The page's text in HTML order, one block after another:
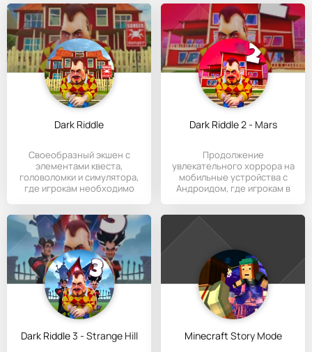
Dark Riddle
Своеобразный экшен с
элементами квеста,
головоломки и симулятора,
где игрокам необходимо
Dark Riddle 2 - Mars
Продолжение
увлекательного хоррора на
мобильные устройства с
Андроидом, где игрокам в
Dark Riddle 3 - Strange Hill Minecraft Story Mode